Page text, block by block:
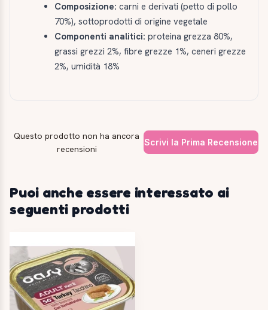
Composizione: carni e derivati (petto di pollo
70%), sottoprodotti di origine vegetale
Componenti analitici: proteina grezza 80%,
grassi grezzi 2%, fibre grezze 1%, ceneri grezze
2%, umidità 18%
Questo prodotto non ha ancora
recensioni
Scrivi la Prima Recensione
Puoi anche essere interessato ai
seguenti prodotti